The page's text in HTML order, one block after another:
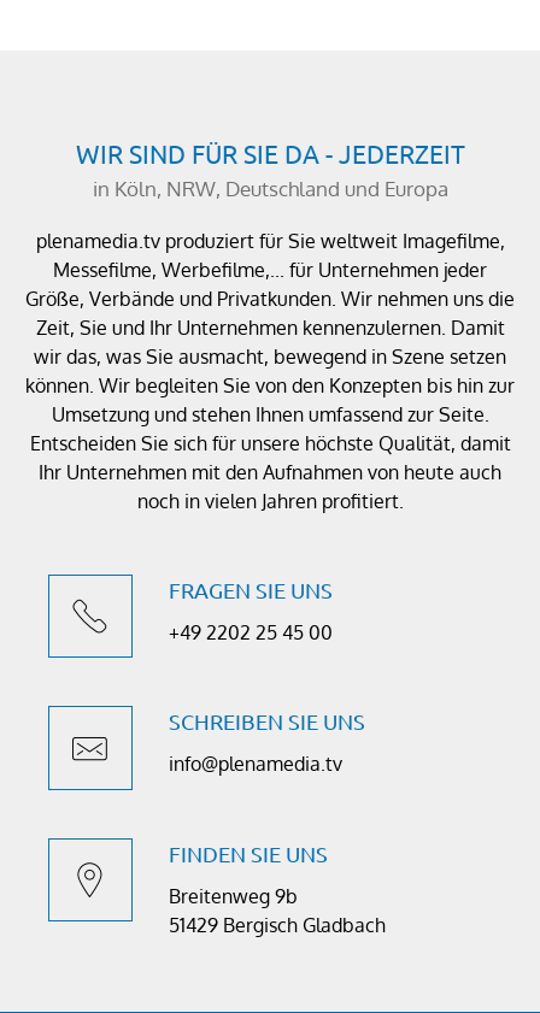
WIR SIND FÜR SIE DA - JEDERZEIT
in Köln, NRW, Deutschland und Europa
plenamedia.tv produziert für Sie weltweit Imagefilme,
Messefilme, Werbefilme,... für Unternehmen jeder
Größe, Verbände und Privatkunden. Wir nehmen uns die
Zeit, Sie und Ihr Unternehmen kennenzulernen. Damit
wir das, was Sie ausmacht, bewegend in Szene setzen
können. Wir begleiten Sie von den Konzepten bis hin zur
Umsetzung und stehen Ihnen umfassend zur Seite.
Entscheiden Sie sich für unsere höchste Qualität, damit
Ihr Unternehmen mit den Aufnahmen von heute auch
noch in vielen Jahren profitiert.
FRAGEN SIE UNS
+49 2202 25 45 00
SCHREIBEN SIE UNS
info@plenamedia.tv
FINDEN SIE UNS
Breitenweg 9b
51429 Bergisch Gladbach